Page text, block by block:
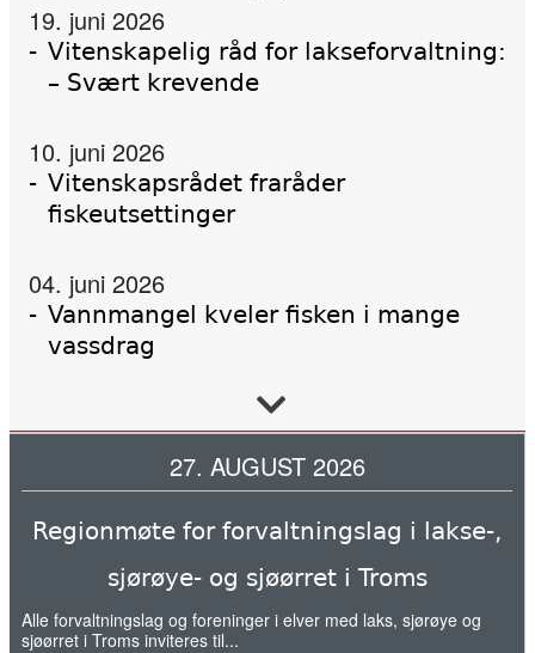
19. juni 2026
Vitenskapelig råd for lakseforvaltning:
– Svært krevende
10. juni 2026
Vitenskapsrådet fraråder
fiskeutsettinger
04. juni 2026
Vannmangel kveler fisken i mange
vassdrag
02. juni 2026
Tanaelva: Nesten all laks dør før de
kommer ut av elva
27. AUGUST 2026
Regionmøte for forvaltningslag i lakse-,
sjørøye- og sjøørret i Troms
Alle forvaltningslag og foreninger i elver med laks, sjørøye og
sjøørret i Troms inviteres til...